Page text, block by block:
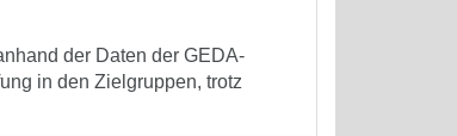
der Daten der GEDA-
in den Zielgruppen, trotz